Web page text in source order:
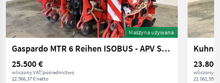
Maszyna używana
Gaspardo MTR 6 Reihen ISOBUS - APV Streuer
25.500 €
wliczony VAT/pośrednictwo
22.566,37 € netto
Kuhn
23.800
wliczony
21.061,95 €